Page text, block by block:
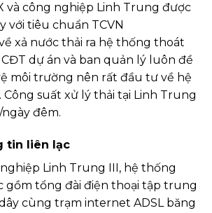
và công nghiệp Linh Trung được
với tiêu chuẩn TCVN
xả nước thải ra hệ thống thoát
dự án và ban quản lý luôn đề
môi trường nên rất đầu tư về hệ
suất xử lý thải tại Linh Trung
ngày đêm.
tin liên lạc
nghiệp Linh Trung III, hệ thống
gồm tổng đài điện thoại tập trung
cùng trạm internet ADSL băng